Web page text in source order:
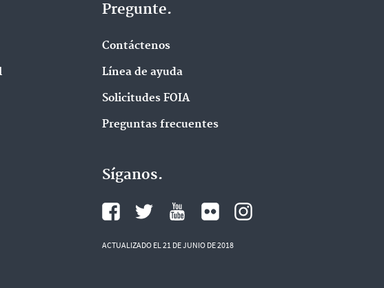
Pregunte.
Contáctenos
Línea de ayuda
Solicitudes FOIA
Preguntas frecuentes
Síganos.
ACTUALIZADO EL 21 DE JUNIO DE 2018